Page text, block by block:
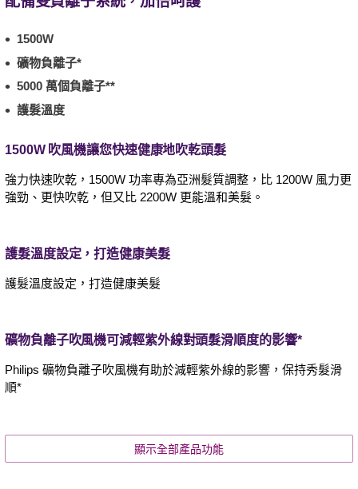
1500W
礦物負離子*
5000 萬個負離子**
護髮溫度
1500W 吹風機讓您快速健康地吹乾頭髮
強力快速吹乾，1500W 功率專為亞洲髮質調整，比 1200W 風力更
強勁、更快吹乾，但又比 2200W 更能溫和美髮。
護髮溫度設定，打造健康美髮
護髮溫度設定，打造健康美髮
礦物負離子吹風機可減輕紫外線對頭髮滑順度的影響*
Philips 礦物負離子吹風機有助於減輕紫外線的影響，保持秀髮滑
順*
顯示全部產品功能